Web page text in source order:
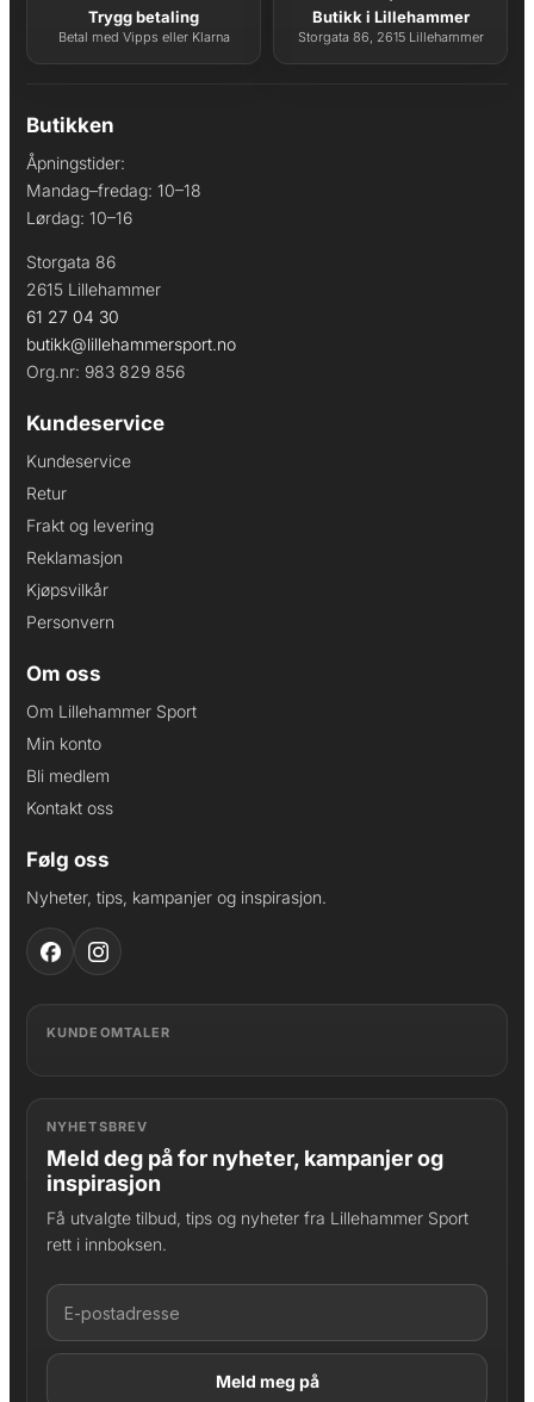
Trygg betaling
Betal med Vipps eller Klarna
Butikk i Lillehammer
Storgata 86, 2615 Lillehammer
Butikken
Åpningstider:
Mandag–fredag: 10–18
Lørdag: 10–16
Storgata 86
2615 Lillehammer
61 27 04 30
butikk@lillehammersport.no
Org.nr: 983 829 856
Kundeservice
Kundeservice
Retur
Frakt og levering
Reklamasjon
Kjøpsvilkår
Personvern
Om oss
Om Lillehammer Sport
Min konto
Bli medlem
Kontakt oss
Følg oss
Nyheter, tips, kampanjer og inspirasjon.
KUNDEOMTALER
NYHETSBREV
Meld deg på for nyheter, kampanjer og
inspirasjon
Få utvalgte tilbud, tips og nyheter fra Lillehammer Sport
rett i innboksen.
LAGT I HANDLEKURV
Produktet er lagt til